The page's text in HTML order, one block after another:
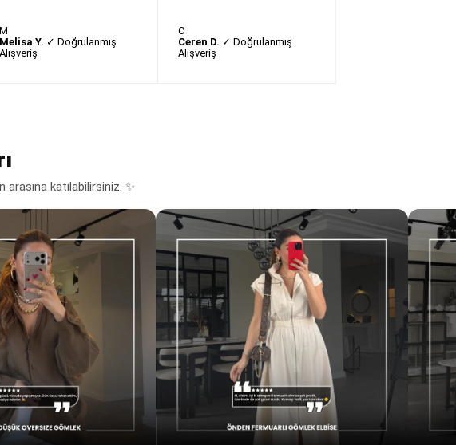
M
Melisa Y. ✓ Doğrulanmış
Alışveriş
C
Ceren D. ✓ Doğrulanmış
Alışveriş
katılabilirsiniz. ✨